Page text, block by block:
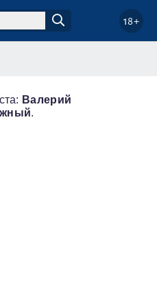
18+
Валерий
.